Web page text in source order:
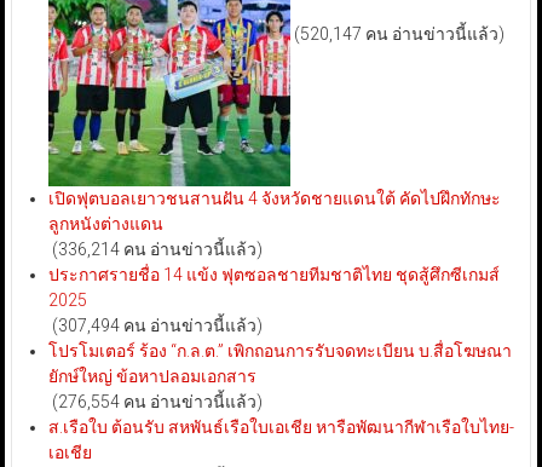
(520,147 คน อ่านข่าวนี้แล้ว)
เปิดฟุตบอลเยาวชนสานฝัน 4 จังหวัดชายแดนใต้ คัดไปฝึกทักษะ
ลูกหนังต่างแดน
(336,214 คน อ่านข่าวนี้แล้ว)
ประกาศรายชื่อ 14 แข้ง ฟุตซอลชายทีมชาติไทย ชุดสู้ศึกซีเกมส์
2025
(307,494 คน อ่านข่าวนี้แล้ว)
โปรโมเตอร์ ร้อง “ก.ล.ต.” เพิกถอนการรับจดทะเบียน บ.สื่อโฆษณา
ยักษ์ใหญ่ ข้อหาปลอมเอกสาร
(276,554 คน อ่านข่าวนี้แล้ว)
ส.เรือใบ ต้อนรับ สหพันธ์เรือใบเอเชีย หารือพัฒนากีฬาเรือใบไทย-
เอเชีย